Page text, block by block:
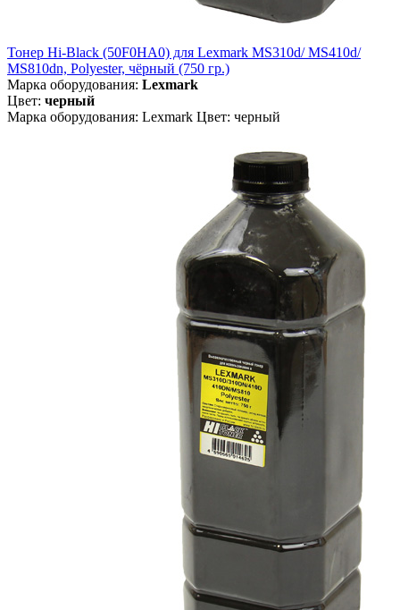
Тонер Hi-Black (50F0HA0) для Lexmark MS310d/ MS410d/
MS810dn, Polyester, чёрный (750 гр.)
Марка оборудования: Lexmark
Цвет: черный
Марка оборудования: Lexmark Цвет: черный